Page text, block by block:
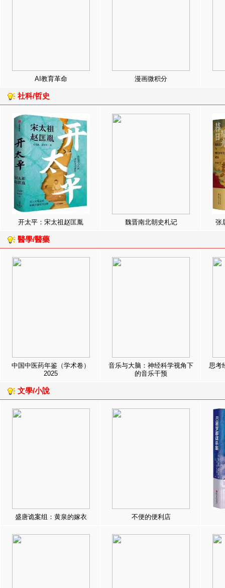
AI教育革命 漫画微积分
社科/哲史
开太平：宋太祖赵匡胤 魏晋南北朝史札记 张
醫學/醫藥
中国中医药年鉴（学术卷）
2025
音乐与大脑：神经科学视角下
的音乐干预
思考
文學/小說
盛唐诡案组：黄泉的嫁衣 不便的便利店